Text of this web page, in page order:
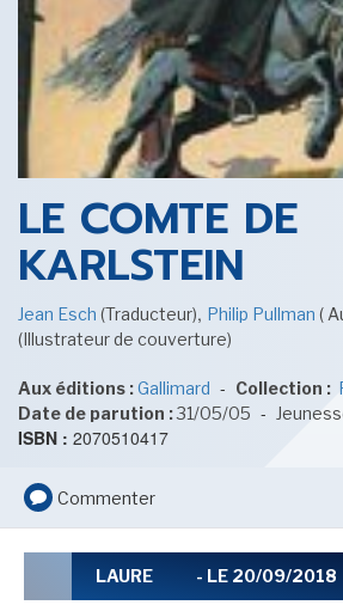
SENSE OF WONDER
CINÉMA ET SÉRIES
LES ACTUALITÉS DE
VOIR TOUTES LES RUBRIQUES
LE COMTE DE
KARLSTEIN
Jean Esch (Traducteur), Philip Pullman (
(Illustrateur de couverture)
Aux éditions :Gallimard - Collection :
Date de parution :31/05/05 -
ISBN : 2070510417
Commenter
LAURE - LE 20/09/2018